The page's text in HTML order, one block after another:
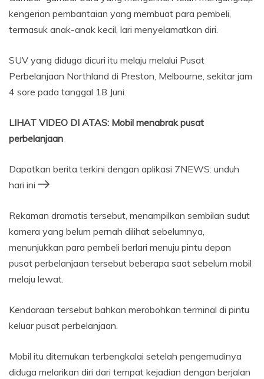
kengerian pembantaian yang membuat para pembeli,
termasuk anak-anak kecil, lari menyelamatkan diri.
SUV yang diduga dicuri itu melaju melalui Pusat
Perbelanjaan Northland di Preston, Melbourne, sekitar jam
4 sore pada tanggal 18 Juni.
LIHAT VIDEO DI ATAS: Mobil menabrak pusat
perbelanjaan
Dapatkan berita terkini dengan aplikasi 7NEWS: unduh
hari ini
Rekaman dramatis tersebut, menampilkan sembilan sudut
kamera yang belum pernah dilihat sebelumnya,
menunjukkan para pembeli berlari menuju pintu depan
pusat perbelanjaan tersebut beberapa saat sebelum mobil
melaju lewat.
Kendaraan tersebut bahkan merobohkan terminal di pintu
keluar pusat perbelanjaan.
Mobil itu ditemukan terbengkalai setelah pengemudinya
diduga melarikan diri dari tempat kejadian dengan berjalan